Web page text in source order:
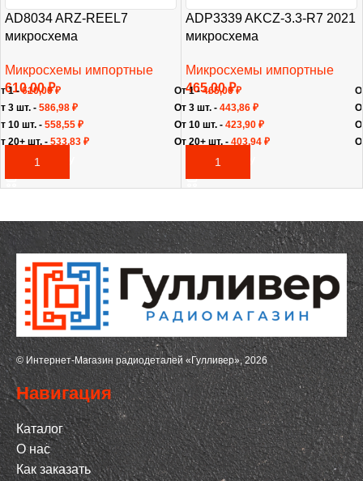
AD8034 ARZ-REEL7
микросхема
Микросхемы импортные
610,00₽
В КОРЗИНУ
1 -610,00₽
3 шт. - 586,98 ₽
10 шт. - 558,55 ₽
20+ шт. - 533,83 ₽
ADP3339 AKCZ-3.3-R7 2021
микросхема
Микросхемы импортные
465,00₽
В КОРЗИНУ
От 1 -465,00₽
От 3 шт. - 443,86 ₽
От 10 шт. - 423,90 ₽
От 20+ шт. - 403,94 ₽
© Интернет-Магазин радиодеталей «Гулливер», 2026
Навигация
Каталог
О нас
Как заказать